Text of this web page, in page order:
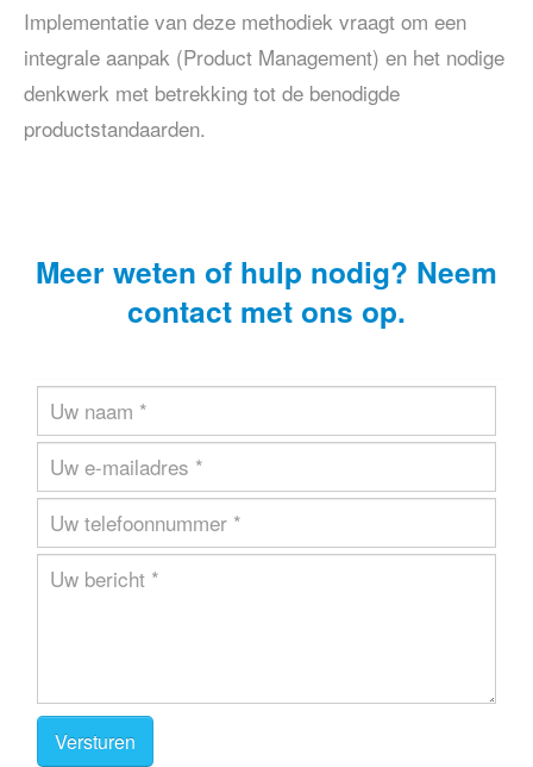
Implementatie van deze methodiek vraagt om een
integrale aanpak (Product Management) en het nodige
denkwerk met betrekking tot de benodigde
productstandaarden.
Meer weten of hulp nodig? Neem
contact met ons op.
Versturen